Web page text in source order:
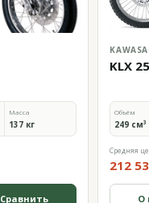
Масса
137 кг
Сравнить
KLX
Объём
249 см³
Средняя
212
О